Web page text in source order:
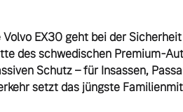
EX30 geht bei der
des schwedischen Premium-
Schutz – für Insassen,
setzt das jüngste